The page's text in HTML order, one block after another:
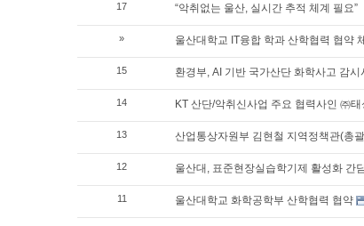
17 “악취없는 울산, 실시간 추적 체계 필요”
» 울산대학교 IT융합 학과 산학협력 협약
15 환경부, AI 기반 국가산단 화학사고 감
14 KT 산단/악취신사업 주요 협력사인 ㈜
13 산업통상자원부 김현철 지역정책관(총
12 울산대, 표준현장실습학기제 활성화 간
11 울산대학교 화학공학부 산학협력 협약